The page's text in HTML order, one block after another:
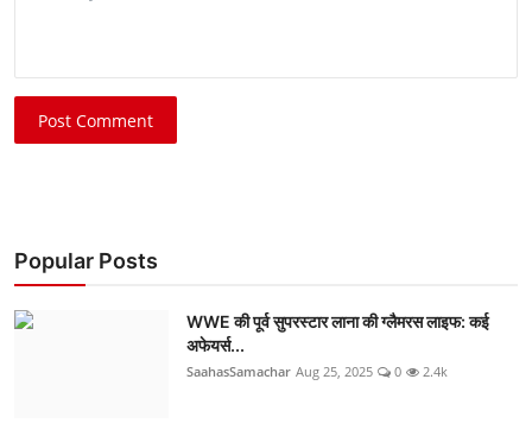
Post Comment
Popular Posts
WWE की पूर्व सुपरस्टार लाना की ग्लैमरस लाइफ: कई
अफेयर्स...
SaahasSamachar Aug 25, 2025 0 2.4k